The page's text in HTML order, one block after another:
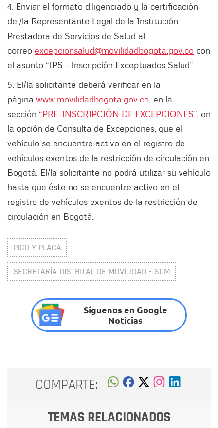
4. Enviar el formato diligenciado y la certificación
del/la Representante Legal de la Institución
Prestadora de Servicios de Salud al
correo excepcionsalud@movilidadbogota.gov.co con
el asunto “IPS - Inscripción Exceptuados Salud”
5. El/la solicitante deberá verificar en la
página www.movilidadbogota.gov.co , en la
sección “PRE-INSCRIPCIÓN DE EXCEPCIONES”, en
la opción de Consulta de Excepciones, que el
vehículo se encuentre activo en el registro de
vehículos exentos de la restricción de circulación en
Bogotá. El/la solicitante no podrá utilizar su vehículo
hasta que éste no se encuentre activo en el
registro de vehículos exentos de la restricción de
circulación en Bogotá.
PICO Y PLACA
SECRETARÍA DISTRITAL DE MOVILIDAD - SDM
Síguenos en Google
Noticias
COMPARTE:
TEMAS RELACIONADOS